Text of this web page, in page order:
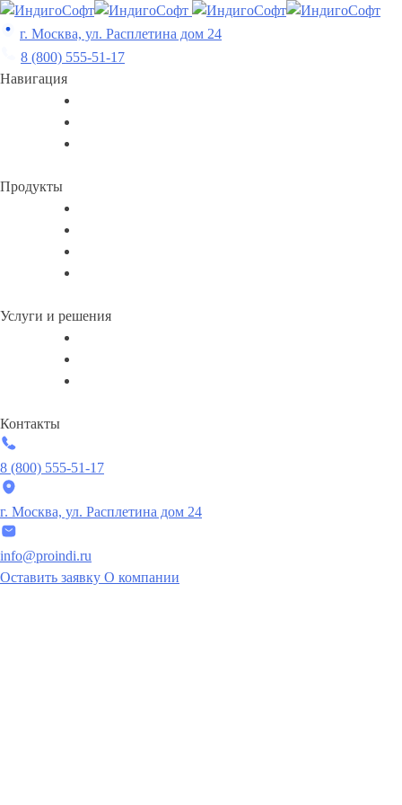
Skip
to
content
г. Москва, ул. Расплетина дом 24
8 (800) 555-51-17
Навигация
Продукты
Услуги и решения
Контакты
8 (800) 555-51-17
г. Москва, ул. Расплетина дом 24
info@proindi.ru
Оставить заявку О компании